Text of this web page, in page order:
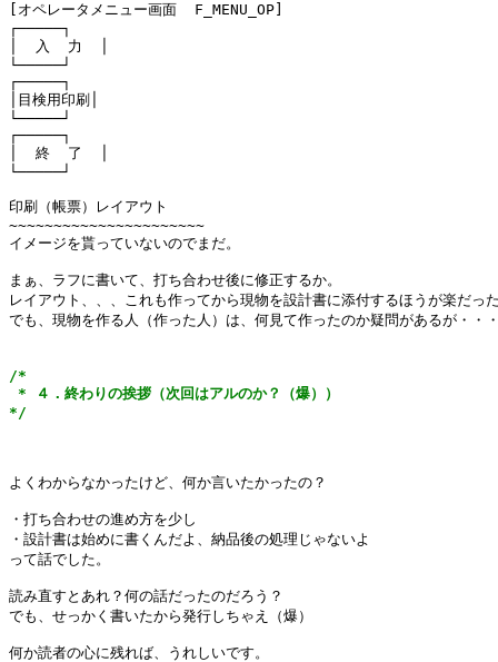
[オペレータメニュー画面  F_MENU_OP]
┌─────┐
│  入  力  │
└─────┘
┌─────┐
│目検用印刷│
└─────┘
┌─────┐
│  終  了  │
└─────┘
印刷（帳票）レイアウト
~~~~~~~~~~~~~~~~~~~~~~
イメージを貰っていないのでまだ。
まぁ、ラフに書いて、打ち合わせ後に修正するか。
レイアウト、、、これも作ってから現物を設計書に添付するほうが楽だっ
でも、現物を作る人（作った人）は、何見て作ったのか疑問があるが・・
/*
* ４．終わりの挨拶（次回はアルのか？（爆））
*/
よくわからなかったけど、何か言いたかったの？
・打ち合わせの進め方を少し
・設計書は始めに書くんだよ、納品後の処理じゃないよ
って話でした。
読み直すとあれ？何の話だったのだろう？
でも、せっかく書いたから発行しちゃえ（爆）
何か読者の心に残れば、うれしいです。